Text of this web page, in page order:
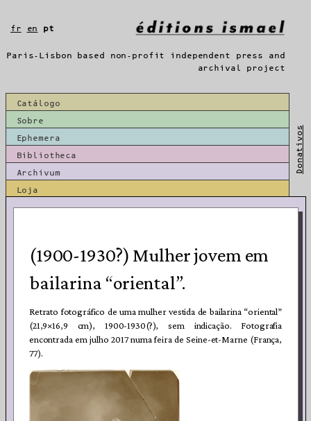
para
conteúdo
Paris-Lisbon based non-profit independent press and
archival project
Catálogo
Sobre
Ephemera
Bibliotheca
Archivum
Loja
Donativos
fr en pt
(1900-1930?) Mulher jovem em
bailarina “oriental”.
Retrato fotográfico de uma mulher vestida de bailarina “oriental”
(21,9×16,9 cm), 1900-1930(?), sem indicação. Fotografia
encontrada em julho 2017 numa feira de Seine-et-Marne (França,
77).